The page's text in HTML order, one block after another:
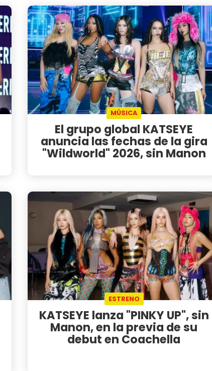
MÚSICA
El grupo global KATSEYE
anuncia las fechas de la gira
"Wildworld" 2026, sin Manon
ESTRENO
KATSEYE lanza "PINKY UP", sin
Manon, en la previa de su
debut en Coachella